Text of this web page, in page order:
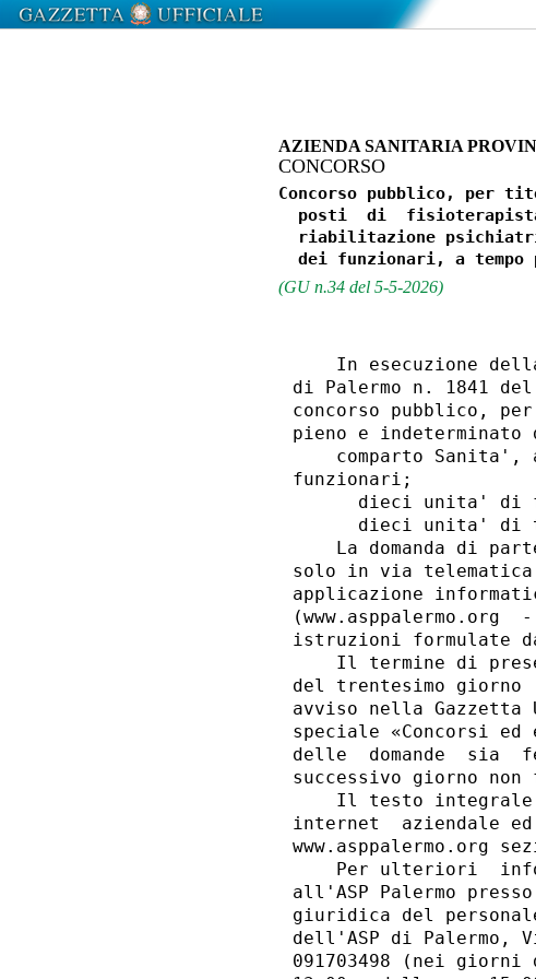
AZIENDA SANITARIA
CONCORSO
Concorso pubblico, per
posti  di
riabilitazione
(GU n.34 del 5-5-2026)
In esecuzione
di Palermo n. 1841
concorso pubblico,
pieno e
comparto Sanita',
funzionari;
dieci unita' di
dieci unita' di
La domanda di
solo in via
applicazione
istruzioni formulate
Il termine di
del trentesimo
avviso nella
speciale «Concorsi
delle  domande  sia
successivo giorno
Il testo
internet  aziendale
www.asppalermo.org
Per ulteriori
all'ASP Palermo
giuridica del
dell'ASP di Palermo,
091703498 (nei